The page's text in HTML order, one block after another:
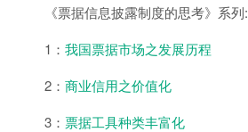
《票据信息披露制度的思考》系列:
1： 我国票据市场之发展历程
2： 商业信用之价值化
3： 票据工具种类丰富化